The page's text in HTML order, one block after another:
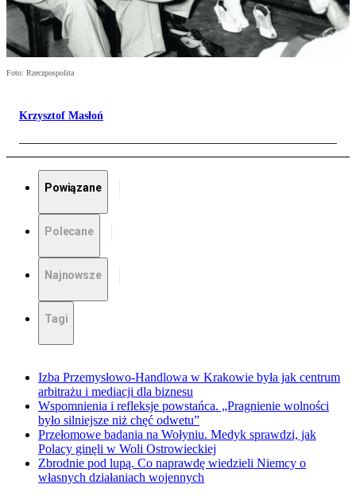
Foto: Rzeczpospolita
Krzysztof Masłoń
Powiązane
Polecane
Najnowsze
Tagi
Izba Przemysłowo-Handlowa w Krakowie była jak centrum
arbitrażu i mediacji dla biznesu
Wspomnienia i refleksje powstańca. „Pragnienie wolności
było silniejsze niż chęć odwetu”
Przełomowe badania na Wołyniu. Medyk sprawdzi, jak
Polacy ginęli w Woli Ostrowieckiej
Zbrodnie pod lupą. Co naprawdę wiedzieli Niemcy o
własnych działaniach wojennych